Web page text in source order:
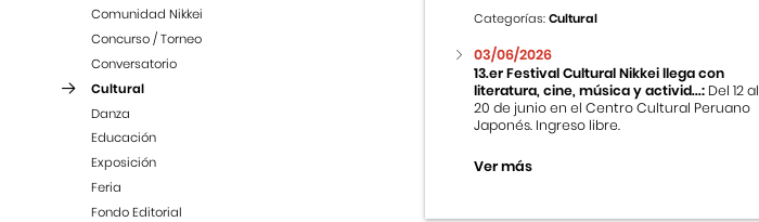
Comunidad Nikkei
Concurso / Torneo
Conversatorio
Cultural
Danza
Educación
Exposición
Feria
Fondo Editorial
Categorías:Cultural
03/06/2026
13.er Festival Cultural Nikkei llega con
literatura, cine, música y activid...: Del 12 al
20 de junio en el Centro Cultural Peruano
Japonés. Ingreso libre.
Ver más